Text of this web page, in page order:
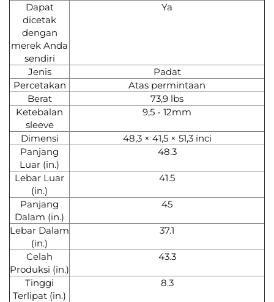
Dapat
dicetak
dengan
merek Anda
sendiri
Ya
Jenis
Padat
Percetakan
Atas permintaan
Berat
73,9 lbs
Ketebalan
sleeve
9,5 - 12mm
Dimensi
48,3 × 41,5 × 51,3 inci
Panjang
Luar (in.)
48.3
Lebar Luar
(in.)
41.5
Panjang
Dalam (in.)
45
Lebar Dalam
(in.)
37.1
Celah
Produksi (in.)
43.3
Tinggi
Terlipat (in.)
8.3